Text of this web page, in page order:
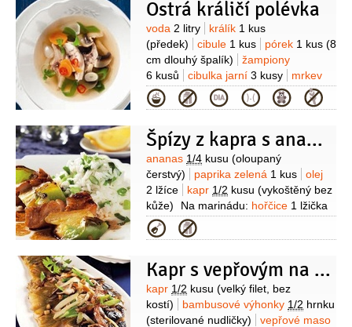
Ostrá králičí polévka
Suroviny
voda 2 litry králík 1 kus
(předek)
cibule 1 kus pórek 1 kus (8
cm dlouhý špalík)
žampiony
6 kusů
cibulka jarní 3 kusy
mrkev
2 kusy
česnek4 stroužky
paprika
chilli1 kus
Kategorie
Špízy z kapra s ananasem
Suroviny
ananas 1/4 kusu (oloupaný
čerstvý)
paprika zelená 1 kus
olej
2 lžíce
kapr 1/2 kusu (vykoštěný bez
kůže)
Na marinádu: hořčice 1 lžička
(anglická nebo sušená)
2 stroužky (najemno nakrájený)
cukr
1 lžička
(čerstvý, strouhaný)
sójová
omáčka 1/2 hrnku
sherry suché
1/3
hrnku
džus ananasový
1/4
hrnku
Kategorie
Kapr s vepřovým na čínský způsob
Suroviny
kapr 1/2 kusu (velký filet, bez
kostí)
bambusové výhonky 1/2 hrnku
(sterilované nudličky)
vepřové maso